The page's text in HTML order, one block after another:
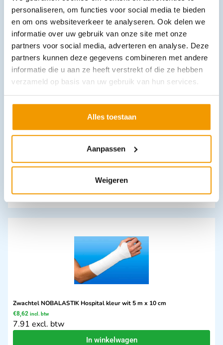
personaliseren, om functies voor social media te bieden
en om ons websiteverkeer te analyseren. Ook delen we
informatie over uw gebruik van onze site met onze
partners voor social media, adverteren en analyse. Deze
partners kunnen deze gegevens combineren met andere
informatie die u aan ze heeft verstrekt of die ze hebben
verzameld op basis van uw gebruik van hun services.
Alles toestaan
Aanpassen
Weigeren
1.48 excl. btw
Opties bekijken
Leverbaar
22.4 excl. btw
Opties bekijken
Leverbaar
Zwachtel NOBALASTIK Hospital kleur wit 5 m x 10 cm
€8,62 incl. btw
7.91 excl. btw
In winkelwagen